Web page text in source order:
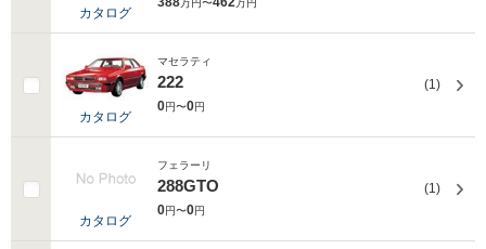
カタログ
カタログ
マセラティ
222
0円〜0円
(1)
カタログ
フェラーリ
288GTO
0円〜0円
(1)